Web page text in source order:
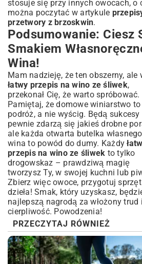
stosuje się przy innych owocach, o
można poczytać w artykule
przetwory z brzoskwin.
Podsumowanie: Ciesz
Smakiem
Wina!
Mam nadzieję, że ten obszerny, ale
łatwy przepis na wino ze śliwek,
przekonał Cię, że warto spróbować.
Pamiętaj, że domowe winiarstwo to
podróż, a nie wyścig. Będą sukcesy
pewnie zdarzą się jakieś drobne
ale każda otwarta butelka własnego
wina to powód do dumy. Każdy
przepis na wino ze śliwek to tylko
drogowskaz – prawdziwą magię
tworzysz Ty, w swojej kuchni lub
Zbierz więc owoce, przygotuj
dzieła! Smak, który uzyskasz,
najlepszą nagrodą za włożony trud i
cierpliwość. Powodzenia!
PRZECZYTAJ RÓWNIEŻ